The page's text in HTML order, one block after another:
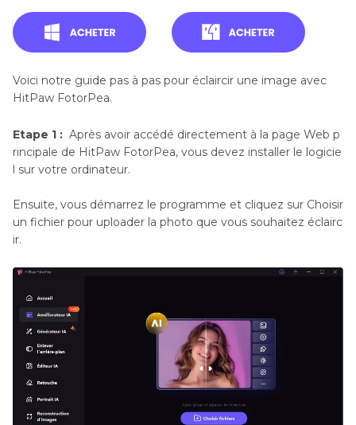
Voici notre guide pas à pas pour éclaircir une image avec
HitPaw FotorPea.
Etape 1 : Après avoir accédé directement à la page Web p
rincipale de HitPaw FotorPea, vous devez installer le logicie
l sur votre ordinateur.
Ensuite, vous démarrez le programme et cliquez sur Choisir
un fichier pour uploader la photo que vous souhaitez éclairc
ir.